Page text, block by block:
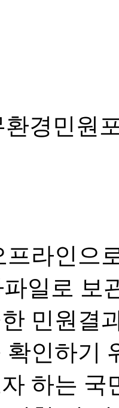
환경민원
프라인으
일로 보
민원결
인하기
하는 국